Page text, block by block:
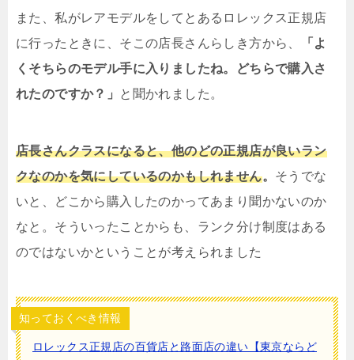
また、私がレアモデルをしてとあるロレックス正規店
に行ったときに、そこの店長さんらしき方から、
「よ
くそちらのモデル手に入りましたね。どちらで購入さ
れたのですか？」
と聞かれました。
店長さんクラスになると、他のどの正規店が良いラン
クなのかを気にしているのかもしれません。 そうでな
いと、どこから購入したのかってあまり聞かないのか
なと。そういったことからも、ランク分け制度はある
のではないかということが考えられました
知っておくべき情報
ロレックス正規店の百貨店と路面店の違い【東京ならど